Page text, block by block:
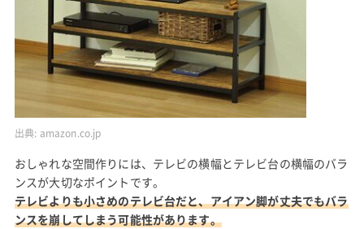
出典: amazon.co.jp
おしゃれな空間作りには、テレビの横幅とテレビ台の横幅のバラ
ンスが大切なポイントです。
テレビよりも小さめのテレビ台だと、アイアン脚が丈夫でもバラ
ンスを崩してしまう可能性があります。